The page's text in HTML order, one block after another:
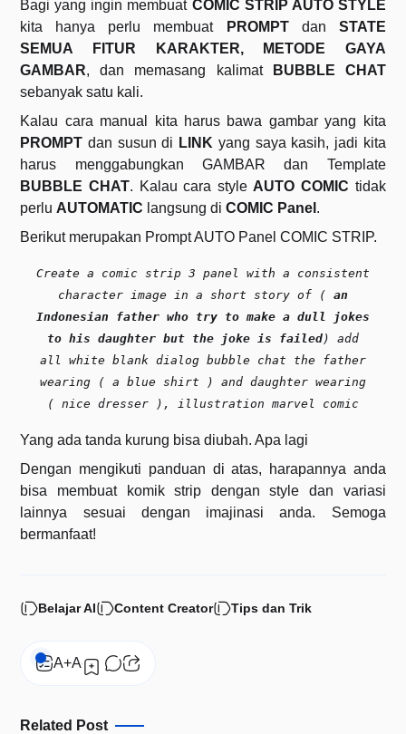
Bagi yang ingin membuat COMIC STRIP AUTO STYLE
kita hanya perlu membuat
PROMPT dan STATE
SEMUA FITUR KARAKTER, METODE GAYA
GAMBAR, dan memasang kalimat
BUBBLE CHAT
sebanyak satu kali.
Kalau cara manual kita harus bawa gambar yang kita
PROMPTdan susun di LINK yang saya kasih, jadi kita
harus menggabungkan GAMBAR dan Template
BUBBLE CHAT. Kalau cara style AUTO COMIC tidak
perlu AUTOMATIC langsung diCOMIC Panel .
Berikut merupakan Prompt AUTO Panel COMIC STRIP.
Create a comic strip 3 panel with a consistent
character image in a short story of ( an
Indonesian father who try to make a dull jokes
to his daughter but the joke is failed ) add
all white blank dialog bubble chat the father
wearing ( a blue shirt ) and daughter wearing
( nice dresser ), illustration marvel comic
Yang ada tanda kurung bisa diubah. Apa lagi
Dengan mengikuti panduan di atas, harapannya anda
bisa membuat komik strip dengan style dan variasi
lainnya sesuai dengan imajinasi anda. Semoga
bermanfaat!
Belajar AI Content Creator Tips dan Trik
Related Post